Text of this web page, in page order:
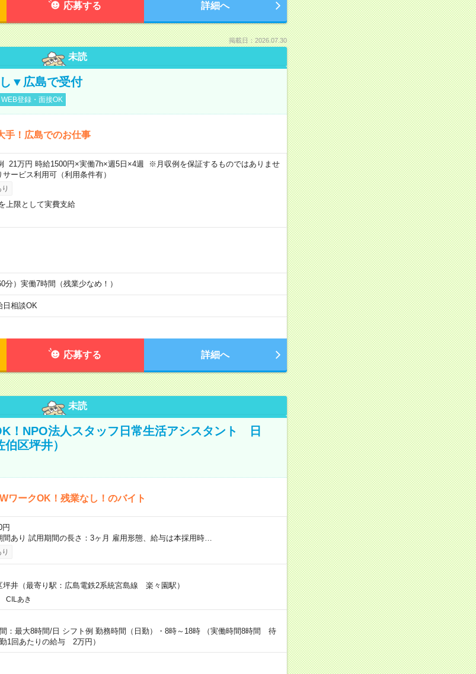
応募する 詳細へ
掲載日：2026.07.30
未読
▼広島で受付
WEB登録・面接OK
手！広島でのお仕事
21万円 時給1500円×実働7h×週5日×4週 ※月収例を保証するものではありませ
ービス利用可（利用条件有）
上限として実費支給
分）実働7時間（残業少なめ！）
相談OK
応募する 詳細へ
未読
！NPO法人スタッフ日常生活アシスタント 日
区坪井）
ワークOK！残業なし！のバイト
間あり 試用期間の長さ：3ヶ月 雇用形態、給与は本採用時…
坪井（最寄り駅：広島電鉄2系統宮島線 楽々園駅）
CILあき
：最大8時間/日 シフト例 勤務時間（日勤）・8時～18時 （実働時間8時間 待
1回あたりの給与 2万円）